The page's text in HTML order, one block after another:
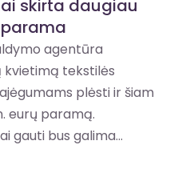
skirta daugiau
agentūra
tekstilės
plėsti ir šiam
eurų paramą.
gauti bus galima...